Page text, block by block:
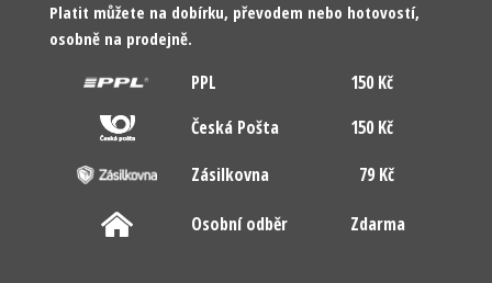
Platit můžete na dobírku, převodem nebo hotovostí,
osobně na prodejně.
PPL
150 Kč
Česká Pošta
150 Kč
Zásilkovna
79 Kč
Osobní odběr Zdarma